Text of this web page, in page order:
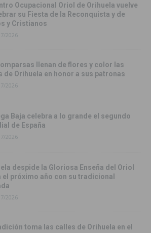
Ocupacional Oriol de Orihuela vuelve
su Fiesta de la Reconquista y de
y Cristianos
2026
llenan de flores y color las
de Orihuela en honor a sus patronas
2026
Baja celebra a lo grande el segundo
de España
2026
despide la Gloriosa Enseña del Oriol
el próximo año con su tradicional
2026
toma las calles de Orihuela en el